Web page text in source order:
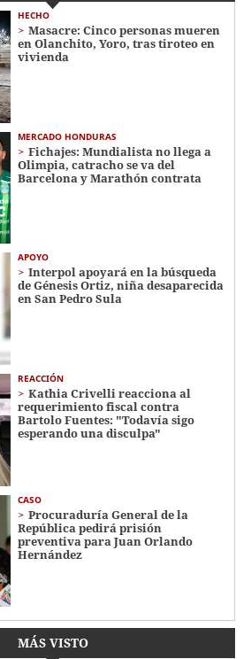
HECHO
Masacre: Cinco personas mueren
en Olanchito, Yoro, tras tiroteo en
vivienda
MERCADO HONDURAS
Fichajes: Mundialista no llega a
Olimpia, catracho se va del
Barcelona y Marathón contrata
APOYO
Interpol apoyará en la búsqueda
de Génesis Ortiz, niña desaparecida
en San Pedro Sula
REACCIÓN
Kathia Crivelli reacciona al
requerimiento fiscal contra
Bartolo Fuentes: "Todavía sigo
esperando una disculpa"
CASO
Procuraduría General de la
República pedirá prisión
preventiva para Juan Orlando
Hernández
MÁS VISTO